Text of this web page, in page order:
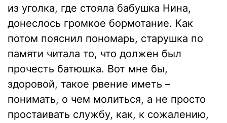
из уголка, где стояла бабушка Нина,
донеслось громкое бормотание. Как
потом пояснил пономарь, старушка по
памяти читала то, что должен был
прочесть батюшка. Вот мне бы,
здоровой, такое рвение иметь –
понимать, о чем молиться, а не просто
простаивать службу, как, к сожалению,